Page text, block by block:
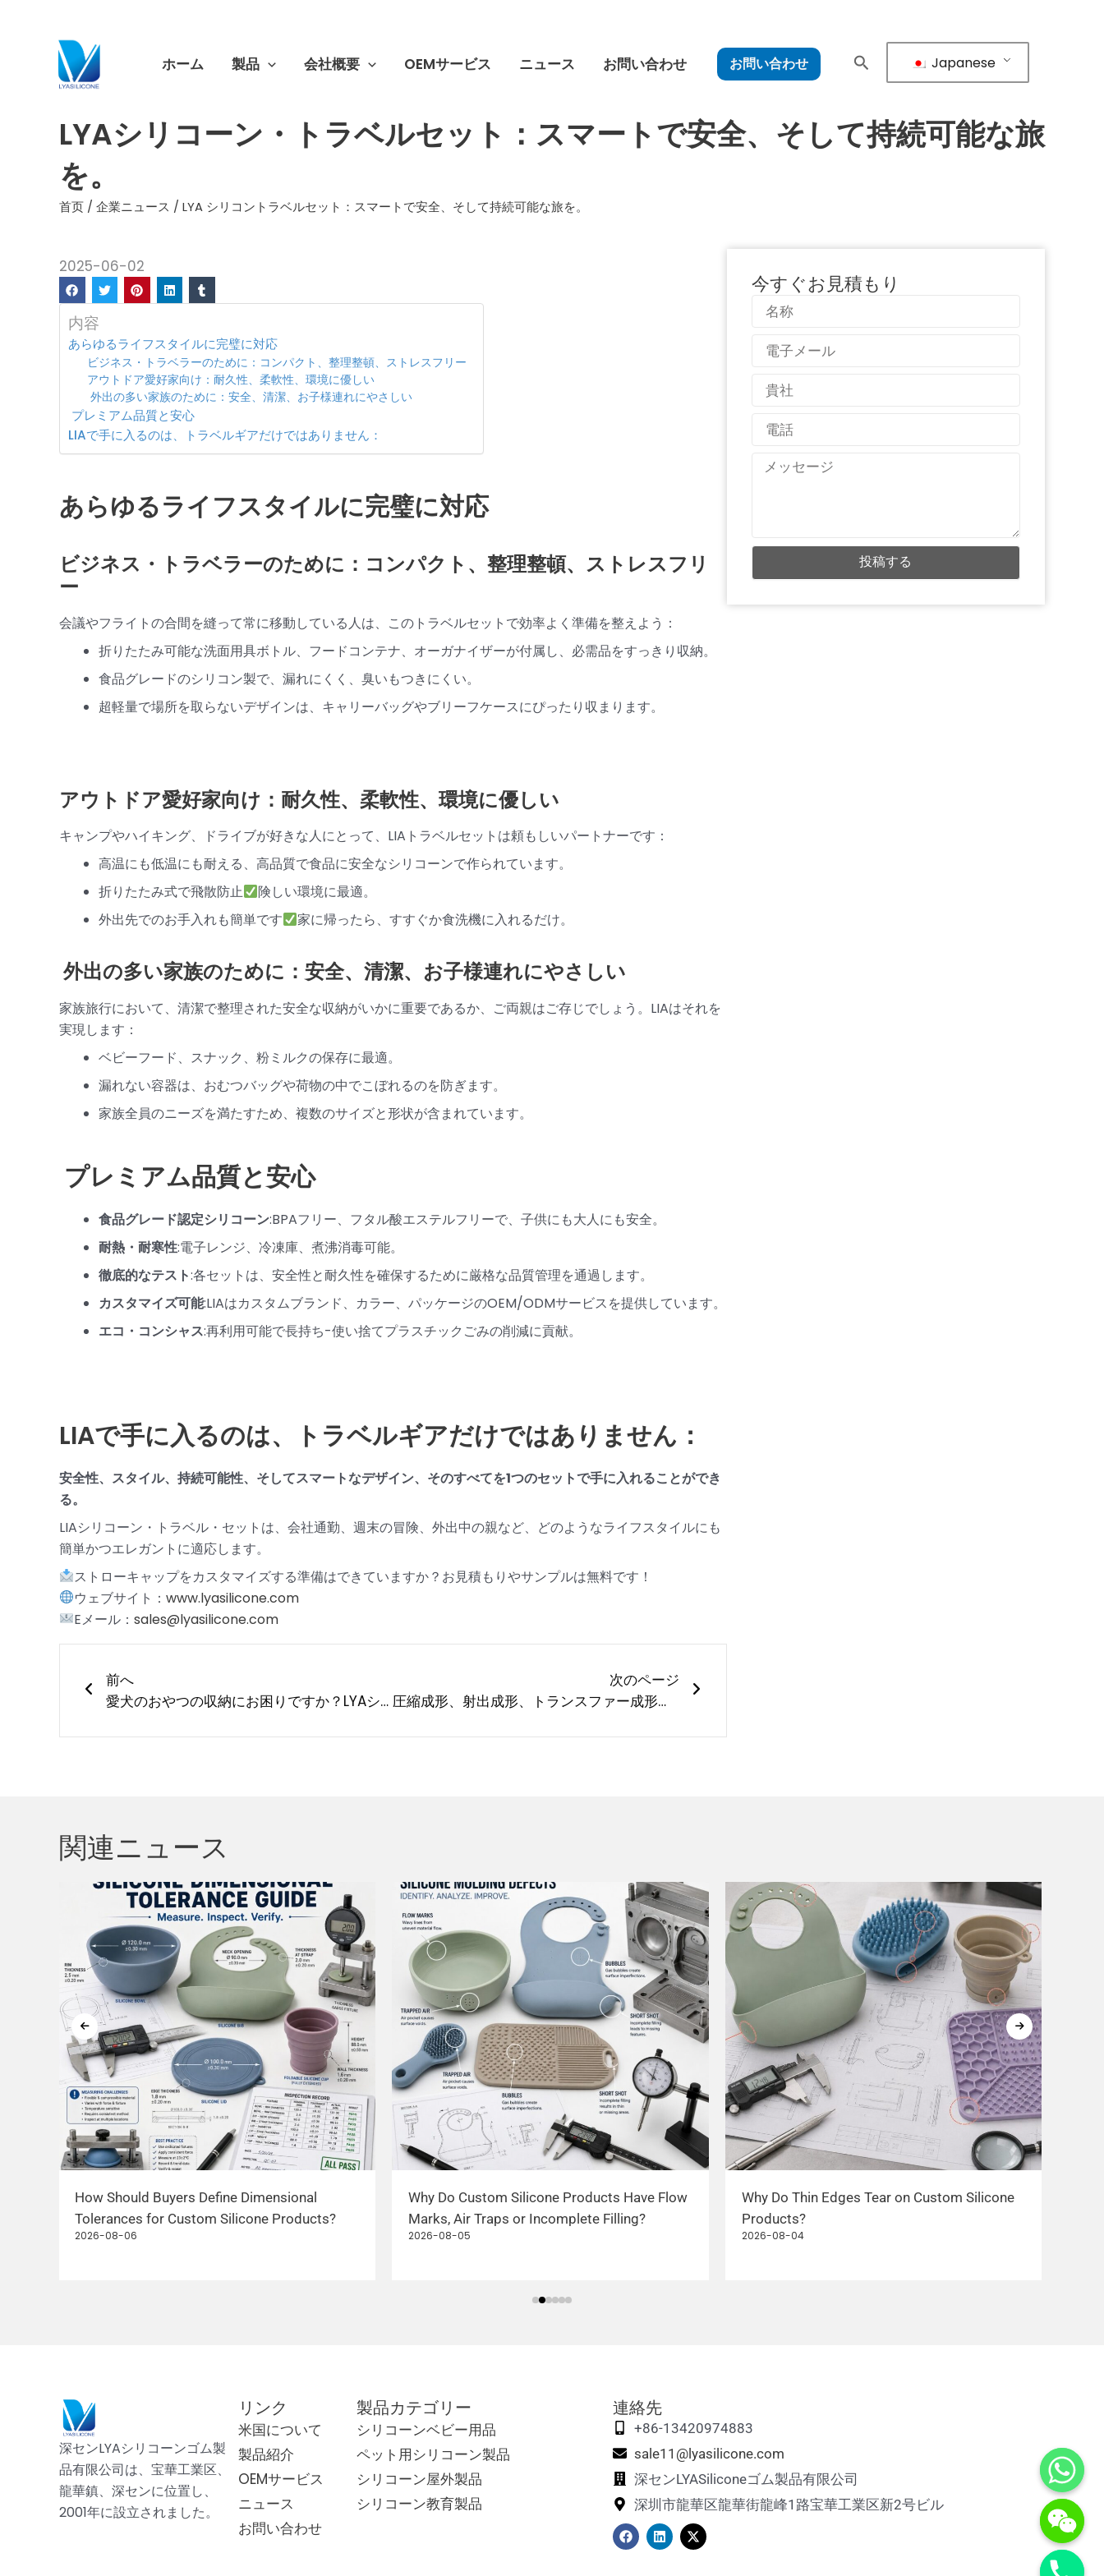
ホーム 製品 会社概要 OEMサービス ニュース お問い合わせ お問い合わせ Japanese
LYAシリコーン・トラベルセット：スマートで安全、そして持続可能な旅
を。
首页 / 企業ニュース / LYA シリコントラベルセット：スマートで安全、そして持続可能な旅を。
2025-06-02
内容
あらゆるライフスタイルに完璧に対応
ビジネス・トラベラーのために：コンパクト、整理整頓、ストレスフリー
アウトドア愛好家向け：耐久性、柔軟性、環境に優しい
外出の多い家族のために：安全、清潔、お子様連れにやさしい
プレミアム品質と安心
LIAで手に入るのは、トラベルギアだけではありません：
あらゆるライフスタイルに完璧に対応
ビジネス・トラベラーのために：コンパクト、整理整頓、ストレスフリ
ー
会議やフライトの合間を縫って常に移動している人は、このトラベルセットで効率よく準備を整えよう：
折りたたみ可能な洗面用具ボトル、フードコンテナ、オーガナイザーが付属し、必需品をすっきり収納。
食品グレードのシリコン製で、漏れにくく、臭いもつきにくい。
超軽量で場所を取らないデザインは、キャリーバッグやブリーフケースにぴったり収まります。
アウトドア愛好家向け：耐久性、柔軟性、環境に優しい
キャンプやハイキング、ドライブが好きな人にとって、LIAトラベルセットは頼もしいパートナーです：
高温にも低温にも耐える、高品質で食品に安全なシリコーンで作られています。
折りたたみ式で飛散防止
険しい環境に最適。
外出先でのお手入れも簡単です
家に帰ったら、すすぐか食洗機に入れるだけ。
外出の多い家族のために：安全、清潔、お子様連れにやさしい
家族旅行において、清潔で整理された安全な収納がいかに重要であるか、ご両親はご存じでしょう。LIAはそれを
実現します：
ベビーフード、スナック、粉ミルクの保存に最適。
漏れない容器は、おむつバッグや荷物の中でこぼれるのを防ぎます。
家族全員のニーズを満たすため、複数のサイズと形状が含まれています。
プレミアム品質と安心
食品グレード認定シリコーン:BPAフリー、フタル酸エステルフリーで、子供にも大人にも安全。
耐熱・耐寒性:電子レンジ、冷凍庫、煮沸消毒可能。
徹底的なテスト:各セットは、安全性と耐久性を確保するために厳格な品質管理を通過します。
カスタマイズ可能:LIAはカスタムブランド、カラー、パッケージのOEM/ODMサービスを提供しています。
エコ・コンシャス:再利用可能で長持ち-使い捨てプラスチックごみの削減に貢献。
LIAで手に入るのは、トラベルギアだけではありません：
安全性、スタイル、持続可能性、そしてスマートなデザイン、そのすべてを1つのセットで手に入れることができ
る。
LIAシリコーン・トラベル・セットは、会社通勤、週末の冒険、外出中の親など、どのようなライフスタイルにも
簡単かつエレガントに適応します。
ストローキャップをカスタマイズする準備はできていますか？お見積もりやサンプルは無料です！
ウェブサイト：www.lyasilicone.com
Eメール：sales@lyasilicone.com
前へ
愛犬のおやつの収納にお困りですか？LYAシリコーンが解決します！
次のページ
圧縮成形、射出成形、トランスファー成形、シリコーンの固体から液体への転移の違いをご存知ですか？
今すぐお見積もり
投稿する
関連ニュース
How Should Buyers Define Dimensional
Tolerances for Custom Silicone Products?
2026-08-06
Why Do Custom Silicone Products Have Flow
Marks, Air Traps or Incomplete Filling?
2026-08-05
Why Do Thin Edges Tear on Custom Silicone
Products?
2026-08-04
深センLYAシリコーンゴム製
品有限公司は、宝華工業区、
龍華鎮、深センに位置し、
2001年に設立されました。
リンク
米国について
製品紹介
OEMサービス
ニュース
お問い合わせ
製品カテゴリー
シリコーンベビー用品
ペット用シリコーン製品
シリコーン屋外製品
シリコーン教育製品
連絡先
+86-13420974883
sale11@lyasilicone.com
深センLYASiliconeゴム製品有限公司
深圳市龍華区龍華街龍峰1路宝華工業区新2号ビル
フ
ェ
イ
リ
ン
ク
エ
ッ
ク